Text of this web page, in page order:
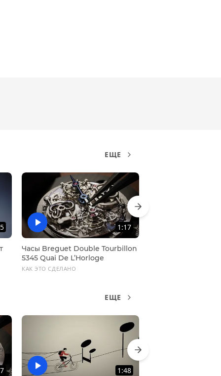
0:30
Украшения Released
Moss
КОММЕРЧЕСКОЕ
ВСЕ ВИДЕО
ЕЩЕ
1:17
Часы Breguet Double Tourbillon
5345 Quai De L’Horloge
КАК ЭТО СДЕЛАНО
ЕЩЕ
1:48